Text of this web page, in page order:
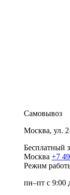
Самовывоз
Москва, ул.
Бесплатный
Москва +7
Режим
пн–пт с 9:00